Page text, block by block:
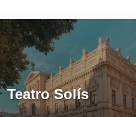
Teatro Solís